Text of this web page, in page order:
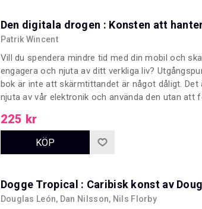
Den digitala drogen : Konsten att
Patrik Wincent
Vill du spendera mindre tid med din mobil och
engagera och njuta av ditt verkliga liv?
bok är inte att skärmtittandet är något dåligt. Det
njuta av vår elektronik och använda den utan att
vara en frisk del av det i stället för en ohälsosam.
225 kr
Dogge Tropical : Caribisk konst av
Douglas León, Dan Nilsson, Nils Florby